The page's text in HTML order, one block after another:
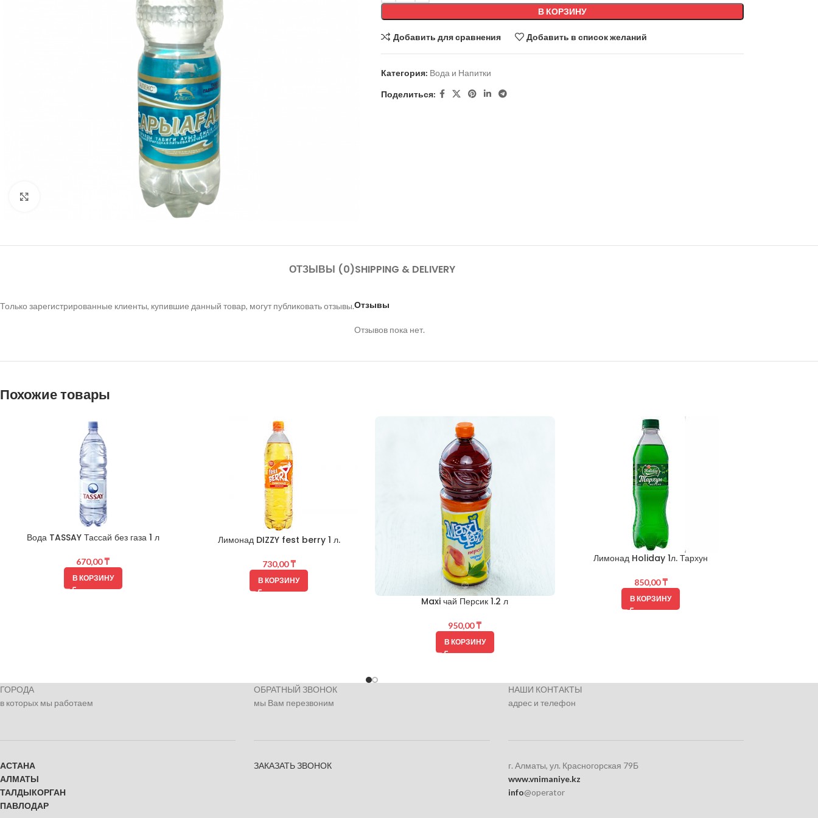
Нажмите, чтобы увеличить
В КОРЗИНУ
Добавить для сравнения Добавить в список желаний
Категория: Вода и Напитки
Поделиться:
ОТЗЫВЫ (0)SHIPPING & DELIVERY
Отзывы
Отзывов пока нет.
Только зарегистрированные клиенты, купившие данный товар, могут публиковать отзывы.
Похожие товары
Вода TASSAY Тассай без газа 1 л
670,00₸
В КОРЗИНУ
Лимонад DIZZY fest berry 1 л.
730,00₸
В КОРЗИНУ
Maxi чай Персик 1.2 л
950,00₸
В КОРЗИНУ
Лимонад Holiday 1л. Тархун
850,00₸
В КОРЗИНУ
ГОРОДА
в которых мы работаем
АСТАНА
АЛМАТЫ
ТАЛДЫКОРГАН
ПАВЛОДАР
ОБРАТНЫЙ ЗВОНОК
мы Вам перезвоним
ЗАКАЗАТЬ ЗВОНОК
НАШИ КОНТАКТЫ
адрес и телефон
г. Алматы, ул. Красногорская 79Б
www.vnimaniye.kz
info@operator